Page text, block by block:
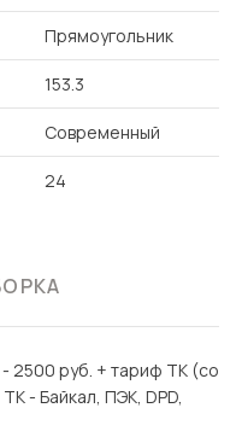
Прямоугольник
153.3
Современный
24
- 2500 руб. + тариф ТК (со
- Байкал, ПЭК, DPD,